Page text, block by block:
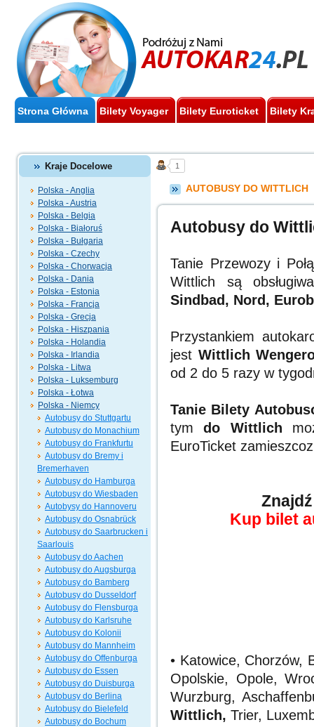
Strona Główna Bilety Voyager Bilety Euroticket Bilety
Kraje Docelowe
Polska - Anglia
Polska - Austria
Polska - Belgia
Polska - Białoruś
Polska - Bułgaria
Polska - Czechy
Polska - Chorwacja
Polska - Dania
Polska - Estonia
Polska - Francja
Polska - Grecja
Polska - Hiszpania
Polska - Holandia
Polska - Irlandia
Polska - Litwa
Polska - Luksemburg
Polska - Łotwa
Polska - Niemcy
Autobusy do Stuttgartu
Autobusy do Monachium
Autobusy do Frankfurtu
Autobusy do Bremy i
Bremerhaven
Autobusy do Hamburga
Autobusy do Wiesbaden
Autobysy do Hannoveru
Autobusy do Osnabrück
Autobusy do Saarbrucken i
Saarlouis
Autobusy do Aachen
Autobusy do Augsburga
Autobusy do Bamberg
Autobusy do Dusseldorf
Autobusy do Flensburga
Autobusy do Karlsruhe
Autobusy do Kolonii
Autobusy do Mannheim
Autobusy do Offenburga
Autobusy do Essen
Autobusy do Duisburga
Autobusy do Berlina
Autobusy do Bielefeld
Autobusy do Bochum
1
AUTOBUSY DO WITTLICH
Autobusy do
Tanie Przewozy i
Wittlich są
Sindbad, Nord,
Przystankiem
jest Wittlich
od 2 do 5 razy w
Tanie Bilety
tymdo Wittlich
EuroTicket
Kup bilet
• Katowice, Chorzów,
Opolskie, Opole,
Wurzburg,
Wittlich, Trier,